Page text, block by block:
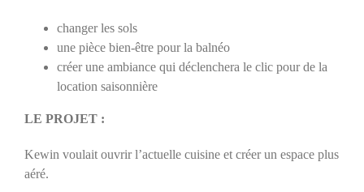
changer les sols
une pièce bien-être pour la balnéo
créer une ambiance qui déclenchera le clic pour de la
location saisonnière
LE PROJET :
Kewin voulait ouvrir l’actuelle cuisine et créer un espace plus
aéré.